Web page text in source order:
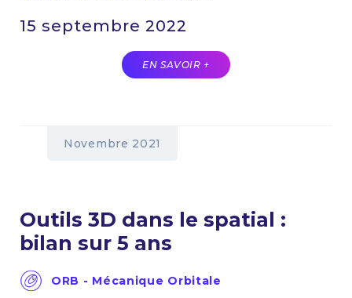
15 septembre 2022
EN SAVOIR +
Novembre 2021
Outils 3D dans le spatial :
bilan sur 5 ans
ORB - Mécanique Orbitale